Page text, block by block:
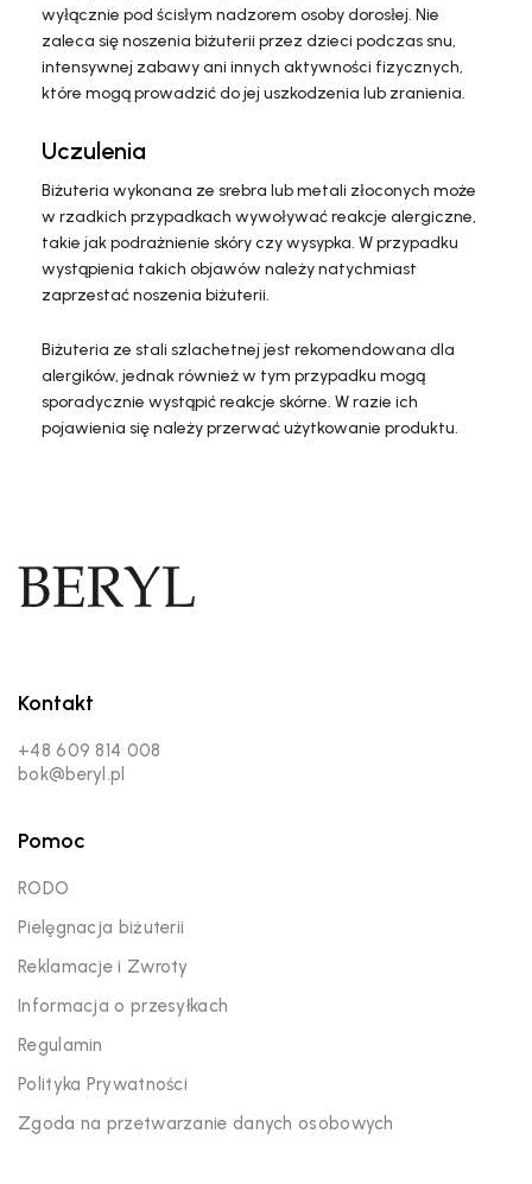
wyłącznie pod ścisłym nadzorem osoby dorosłej. Nie
zaleca się noszenia biżuterii przez dzieci podczas snu,
intensywnej zabawy ani innych aktywności fizycznych,
które mogą prowadzić do jej uszkodzenia lub zranienia.
Uczulenia
Biżuteria wykonana ze srebra lub metali złoconych może
w rzadkich przypadkach wywoływać reakcje alergiczne,
takie jak podrażnienie skóry czy wysypka. W przypadku
wystąpienia takich objawów należy natychmiast
zaprzestać noszenia biżuterii.
Biżuteria ze stali szlachetnej jest rekomendowana dla
alergików, jednak również w tym przypadku mogą
sporadycznie wystąpić reakcje skórne. W razie ich
pojawienia się należy przerwać użytkowanie produktu.
Kontakt
+48 609 814 008
bok@beryl.pl
Pomoc
RODO
Pielęgnacja biżuterii
Reklamacje i Zwroty
Informacja o przesyłkach
Regulamin
Polityka Prywatności
Zgoda na przetwarzanie danych osobowych